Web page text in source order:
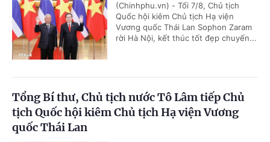
(Chinhphu.vn) - Tối 7/8, Chủ tịch
Quốc hội kiêm Chủ tịch Hạ viện
Vương quốc Thái Lan Sophon Zaram
rời Hà Nội, kết thúc tốt đẹp chuyến...
Tổng Bí thư, Chủ tịch nước Tô Lâm tiếp Chủ
tịch Quốc hội kiêm Chủ tịch Hạ viện Vương
quốc Thái Lan